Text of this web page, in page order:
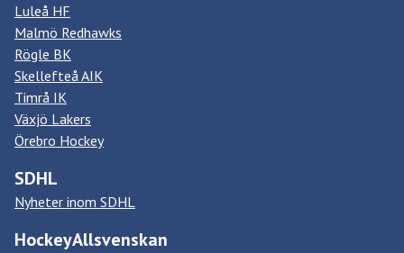
Luleå HF
Malmö Redhawks
Rögle BK
Skellefteå AIK
Timrå IK
Växjö Lakers
Örebro Hockey
SDHL
Nyheter inom SDHL
HockeyAllsvenskan